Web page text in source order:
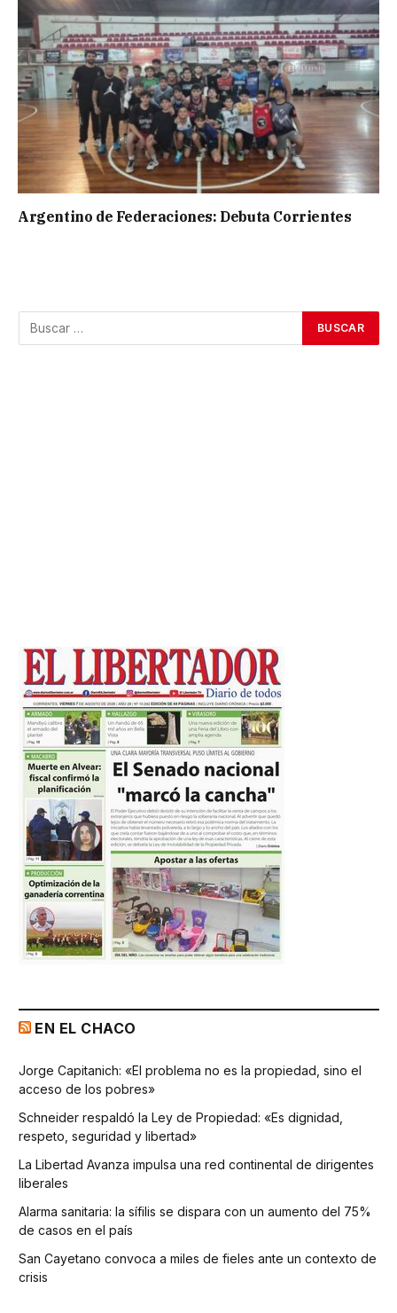
Argentino de Federaciones: Debuta Corrientes
EN EL CHACO
Jorge Capitanich: «El problema no es la propiedad, sino el
acceso de los pobres»
Schneider respaldó la Ley de Propiedad: «Es dignidad,
respeto, seguridad y libertad»
La Libertad Avanza impulsa una red continental de dirigentes
liberales
Alarma sanitaria: la sífilis se dispara con un aumento del 75%
de casos en el país
San Cayetano convoca a miles de fieles ante un contexto de
crisis